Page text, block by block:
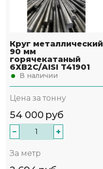
Круг металлический
90 мм
горячекатаный
6ХВ2С/AISI T41901
В наличии
Цена за тонну
54 000 руб
− +
За метр